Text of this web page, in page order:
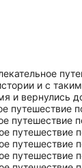
и с
и вернулись